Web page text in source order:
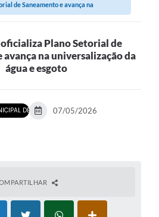
de Saneamento e avança na
Plano Setorial de
avança na universalização da
água e esgoto
DE OBRAS E SERVIÇOS PÚBLICOS
07/05/2026